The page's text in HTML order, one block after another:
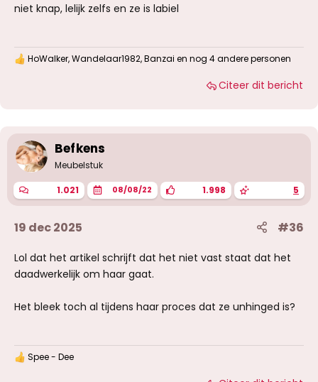
niet knap, lelijk zelfs en ze is labiel
W
n
g
n
:
HoWalker,Wandelaar1982,Banzai en nog 4 andere personen
Citeer dit bericht
Befkens
Meubelstuk
1.021 08/08/22 1.998 5
19 dec 2025 #36
Lol dat het artikel schrijft dat het niet vast staat dat het
daadwerkelijk om haar gaat.
Het bleek toch al tijdens haar proces dat ze unhinged is?
W Spee - Dee